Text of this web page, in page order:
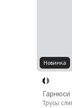
Новинка
Гарнюси
Трусы